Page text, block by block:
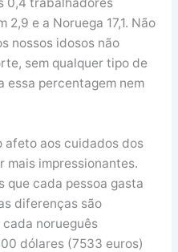
2,9 e a Noruega 17,1. Não
nossos idosos não
sem qualquer tipo de
essa percentagem nem
afeto aos cuidados dos
mais impressionantes.
que cada pessoa gasta
diferenças são
norueguês
dólares (7533 euros)